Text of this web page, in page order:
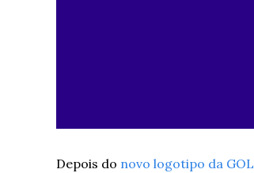
Depois do novo logotipo da GOL